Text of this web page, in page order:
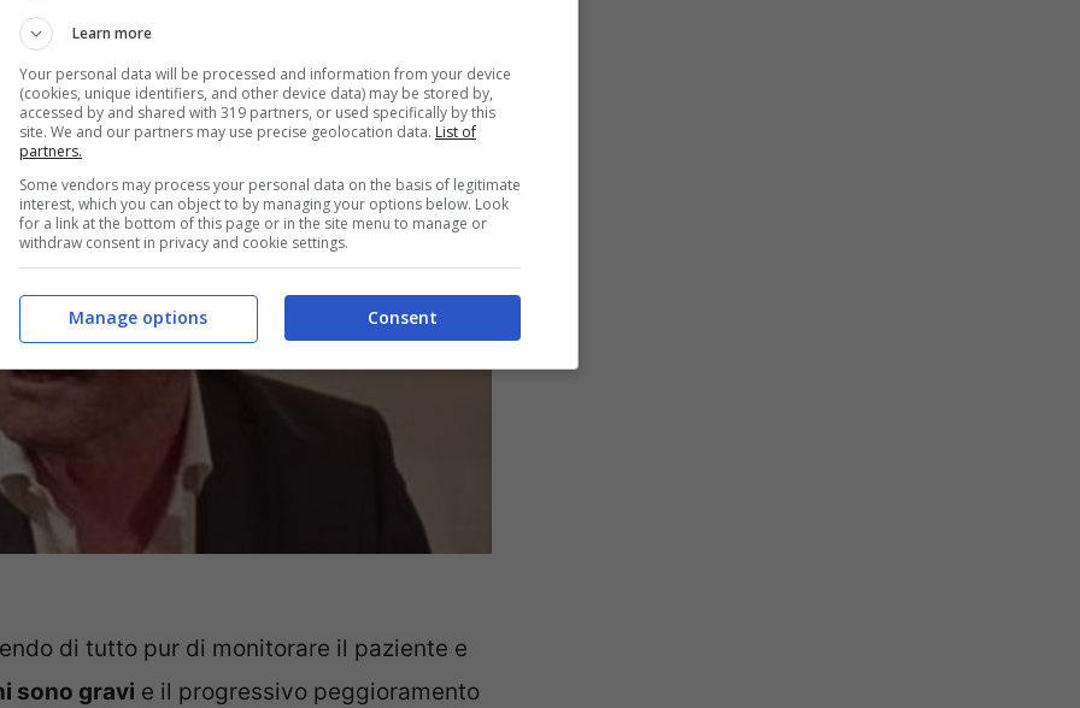
di tutto pur di monitorare il paziente e
sono gravi e il progressivo peggioramento
Learn more
Your personal data will be processed and information from your device
(cookies, unique identifiers, and other device data) may be stored by,
accessed by and shared with 319 partners, or used specifically by this
site. We and our partners may use precise geolocation data. List of
partners.
Some vendors may process your personal data on the basis of legitimate
interest, which you can object to by managing your options below. Look
for a link at the bottom of this page or in the site menu to manage or
withdraw consent in privacy and cookie settings.
Consent
Manage options